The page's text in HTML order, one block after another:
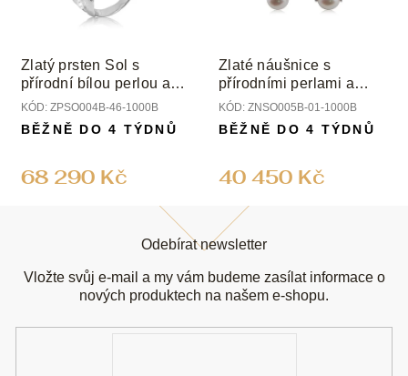
Zlatý prsten Sol s
přírodní bílou perlou a
diamanty
KÓD: ZPSO004B-46-1000B
68 290 Kč
BĚŽNĚ DO 4 TÝDNŮ
Zlaté náušnice s
přírodními perlami a
diamanty
KÓD: ZNSO005B-01-1000B
40 450 Kč
BĚŽNĚ DO 4 TÝDNŮ
Odebírat newsletter
Vložte svůj e-mail a my vám budeme zasílat informace o
nových produktech na našem e-shopu.